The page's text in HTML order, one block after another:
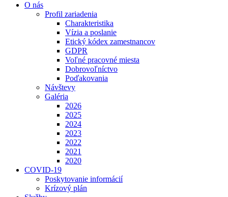
O nás
Profil zariadenia
Charakteristika
Vízia a poslanie
Etický kódex zamestnancov
GDPR
Voľné pracovné miesta
Dobrovoľníctvo
Poďakovania
Návštevy
Galéria
2026
2025
2024
2023
2022
2021
2020
COVID-19
Poskytovanie informácií
Krízový plán